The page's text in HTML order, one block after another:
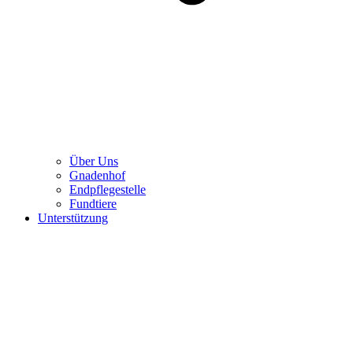
Über Uns
Gnadenhof
Endpflegestelle
Fundtiere
Unterstützung